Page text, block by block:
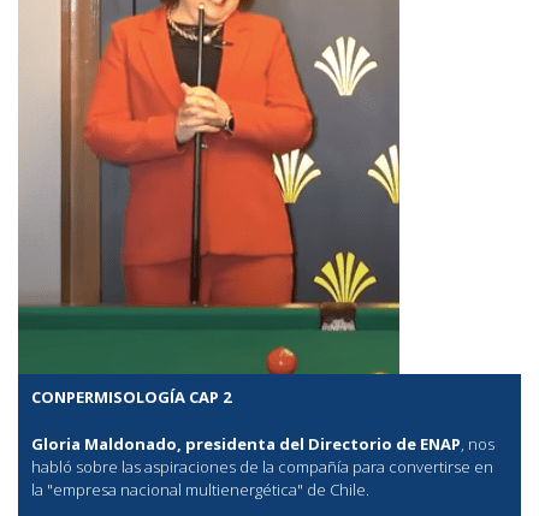
CONPERMISOLOGÍA CAP 2
Gloria Maldonado, presidenta del Directorio de ENAP, nos
habló sobre las aspiraciones de la compañía para convertirse en
la "empresa nacional multienergética" de Chile.